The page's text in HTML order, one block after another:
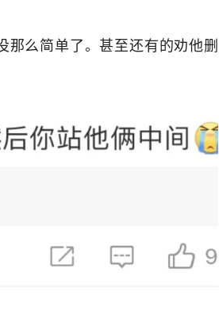
那么简单了。甚至还有的劝他删